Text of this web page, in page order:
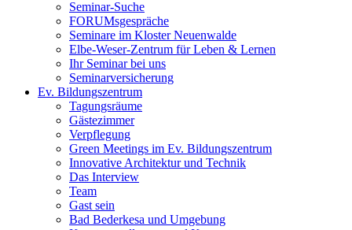
Seminar-Suche
FORUMsgespräche
Seminare im Kloster Neuenwalde
Elbe-Weser-Zentrum für Leben & Lernen
Ihr Seminar bei uns
Seminarversicherung
Ev. Bildungszentrum
Tagungsräume
Gästezimmer
Verpflegung
Green Meetings im Ev. Bildungszentrum
Innovative Architektur und Technik
Das Interview
Team
Gast sein
Bad Bederkesa und Umgebung